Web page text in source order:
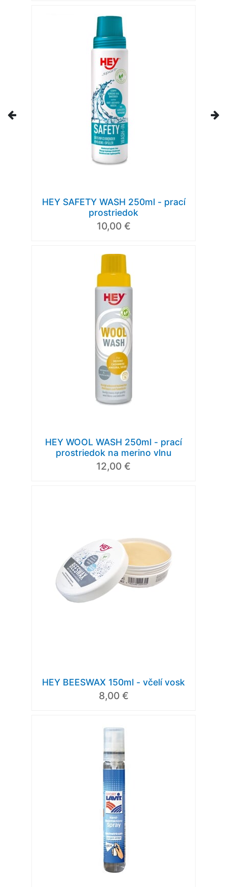
HEY SAFETY WASH 250ml - prací
prostriedok
10,00 €
HEY WOOL WASH 250ml - prací
prostriedok na merino vlnu
12,00 €
HEY BEESWAX 150ml - včelí vosk
8,00 €